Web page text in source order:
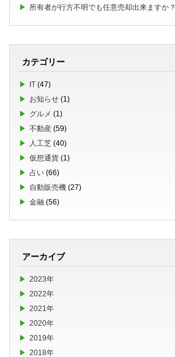
所有者が行方不明でも任意売却出来ますか？
カテゴリー
IT (47)
お知らせ (1)
グルメ (1)
不動産 (59)
人工芝 (40)
仮想通貨 (1)
占い (66)
自動販売機 (27)
金融 (56)
アーカイブ
2023年
2022年
2021年
2020年
2019年
2018年